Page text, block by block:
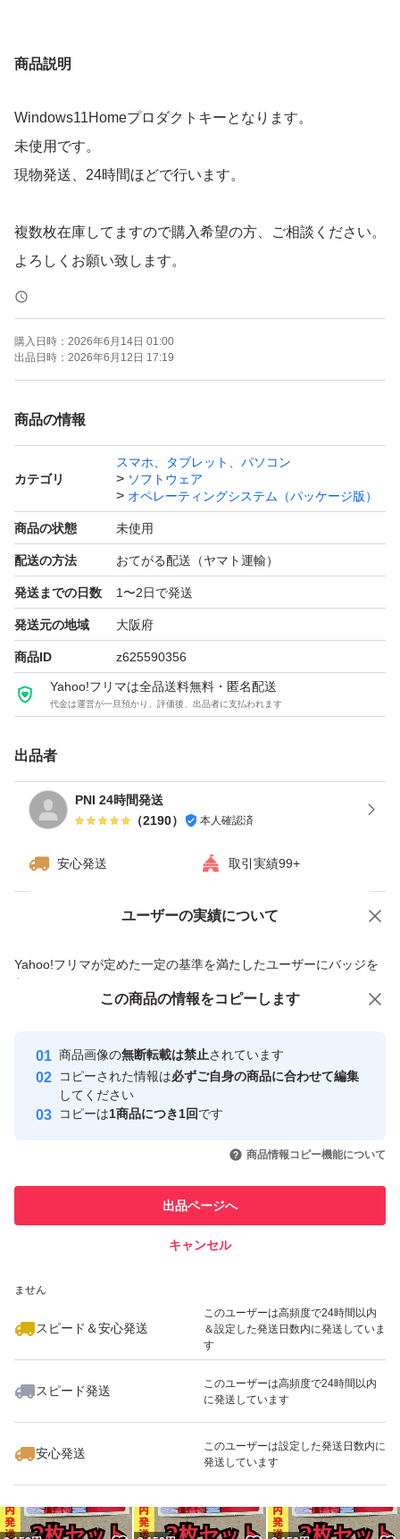
商品説明
Windows11Homeプロダクトキーとなります。
未使用です。
現物発送、24時間ほどで行います。
複数枚在庫してますので購入希望の方、ご相談ください。
よろしくお願い致します。
購入日時： 2026年6月14日 01:00
出品日時： 2026年6月12日 17:19
商品の情報
カテゴリ
スマホ、タブレット、パソコン
ソフトウェア
オペレーティングシステム（パッケージ版）
商品の状態 未使用
配送の方法 おてがる配送（ヤマト運輸）
発送までの日数 1〜2日で発送
発送元の地域 大阪府
商品ID z625590356
Yahoo!フリマは全品送料無料・匿名配送
代金は運営が一旦預かり、評価後、出品者に支払われます
出品者
PNI 24時間発送
（2190） 本人確認済
安心発送 取引実績99+
ユーザーの実績について
Yahoo!フリマが定めた一定の基準を満たしたユーザーにバッジを
付与しています
安心取引出品者
心・安全なユーザーです
取引実績
引を完了させた実績があります
での取引実績があります
ません
スピード＆安心発送
このユーザーは高頻度で24時間以内
＆設定した発送日数内に発送していま
す
スピード発送
このユーザーは高頻度で24時間以内
に発送しています
安心発送
このユーザーは設定した発送日数内に
発送しています
価格の相談 商品への質問
この商品の情報をコピーします
商品画像の無断転載は禁止されています
コピーされた情報は必ずご自身の商品に合わせて編集
してください
コピーは1商品につき1回です
商品情報コピー機能について
出品ページへ
キャンセル
この商品をみている人にオススメ
いいね！
1,200